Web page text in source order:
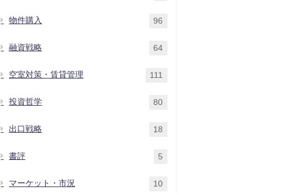
物件購入 96
融資戦略 64
空室対策・賃貸管理 111
投資哲学 80
出口戦略 18
書評 5
マーケット・市況 10